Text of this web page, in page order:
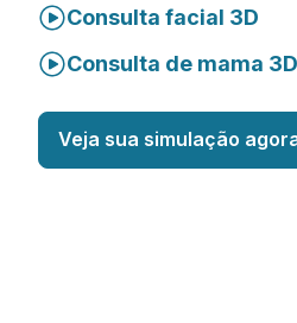
Consulta facial 3D
Consulta de mama 3D
Veja sua simulação